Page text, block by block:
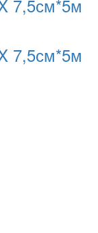
7,5см*5м
7,5см*5м